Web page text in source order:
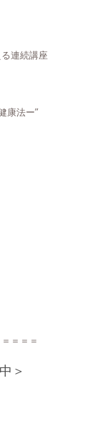
連続講座
康法ー”
＝＝＝
＞